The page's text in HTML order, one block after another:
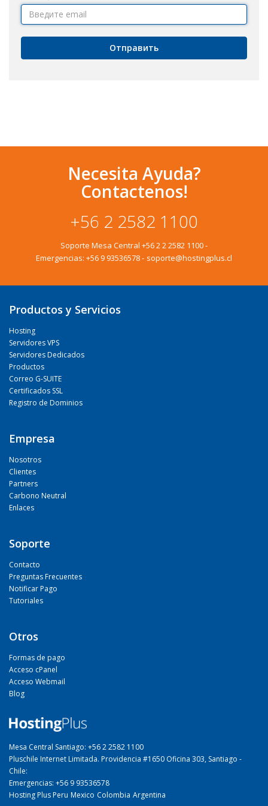
Отправить
Necesita Ayuda?
Contactenos!
+56 2 2582 1100
Soporte Mesa Central +56 2 2 2582 1100-
Emergencias: +56 9 93536578- soporte@hostingplus.cl
Productos y Servicios
Hosting
Servidores VPS
Servidores Dedicados
Productos
Correo G-SUITE
Certificados SSL
Registro de Dominios
Empresa
Nosotros
Clientes
Partners
Carbono Neutral
Enlaces
Soporte
Contacto
Preguntas Frecuentes
Notificar Pago
Tutoriales
Otros
Formas de pago
Acceso cPanel
Acceso Webmail
Blog
Mesa Central Santiago: +56 2 2582 1100
Pluschile Internet Limitada. Providencia #1650 Oficina 303, Santiago -
Chile:
Emergencias: +56 9 93536578
Hosting Plus Peru Mexico Colombia Argentina